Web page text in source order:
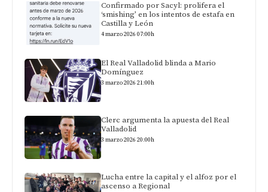
Confirmado por Sacyl: prolifera el
‘smishing’ en los intentos de estafa en
Castilla y León
4 marzo 2026 07:00h
El Real Valladolid blinda a Mario
Domínguez
3 marzo 2026 21:00h
Clerc argumenta la apuesta del Real
Valladolid
3 marzo 2026 20:00h
Lucha entre la capital y el alfoz por el
ascenso a Regional